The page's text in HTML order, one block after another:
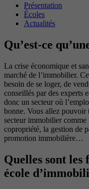
Présentation
Écoles
Actualités
Qu’est-ce
La crise économique et
marché de l’immobilier.
besoin de se loger, de
conseillés par des experts
donc un secteur où
bonne. Vous allez pouvoir
secteur immobilier
copropriété, la gestion de
promotion immobilière…
Quelles sont les
école